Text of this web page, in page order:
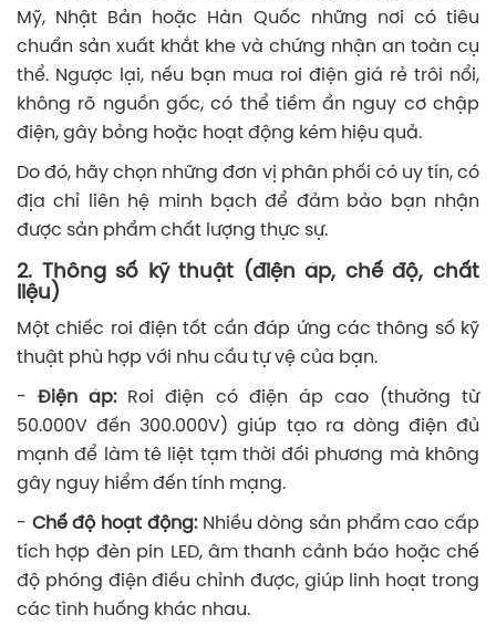
Mỹ, Nhật Bản hoặc Hàn Quốc những nơi có tiêu
chuẩn sản xuất khắt khe và chứng nhận an toàn cụ
thể. Ngược lại, nếu bạn mua roi điện giá rẻ trôi nổi,
không rõ nguồn gốc, có thể tiềm ẩn nguy cơ chập
điện, gây bỏng hoặc hoạt động kém hiệu quả.
Do đó, hãy chọn những đơn vị phân phối có uy tín, có
địa chỉ liên hệ minh bạch để đảm bảo bạn nhận
được sản phẩm chất lượng thực sự.
2. Thông số kỹ thuật (điện áp, chế độ, chất
liệu)
Một chiếc roi điện tốt cần đáp ứng các thông số kỹ
thuật phù hợp với nhu cầu tự vệ của bạn.
-Điện áp:Roi điện có điện áp cao (thường từ
50.000V đến 300.000V) giúp tạo ra dòng điện đủ
mạnh để làm tê liệt tạm thời đối phương mà không
gây nguy hiểm đến tính mạng.
- Chế độ hoạt động: Nhiều dòng sản phẩm cao cấp
tích hợp đèn pin LED, âm thanh cảnh báo hoặc chế
độ phóng điện điều chỉnh được, giúp linh hoạt trong
các tình huống khác nhau.